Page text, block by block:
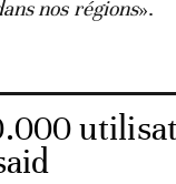
nos régions».